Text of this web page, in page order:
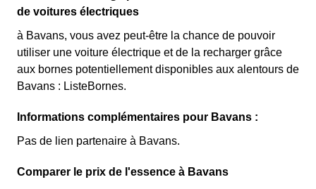
de voitures électriques
à Bavans, vous avez peut-être la chance de pouvoir
utiliser une voiture électrique et de la recharger grâce
aux bornes potentiellement disponibles aux alentours de
Bavans : ListeBornes.
Informations complémentaires pour Bavans :
Pas de lien partenaire à Bavans.
Comparer le prix de l'essence à Bavans